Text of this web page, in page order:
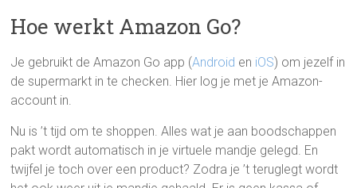
Hoe werkt Amazon Go?
Je gebruikt de Amazon Go app (Android en iOS) om jezelf in
de supermarkt in te checken. Hier log je met je Amazon-
account in.
Nu is ’t tijd om te shoppen. Alles wat je aan boodschappen
pakt wordt automatisch in je virtuele mandje gelegd. En
twijfel je toch over een product? Zodra je ’t teruglegt wordt